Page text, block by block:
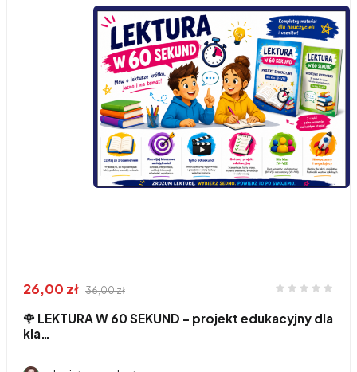
26,00 zł 36,00 zł
🌹 LEKTURA W 60 SEKUND - projekt edukacyjny dla
kla…